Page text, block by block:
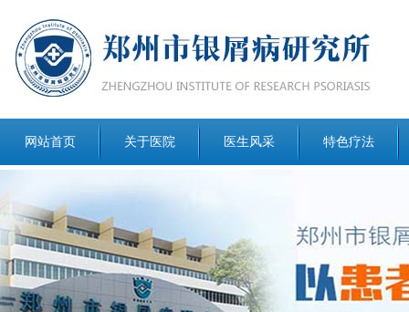
网站首页 关于医院 医生风采 特色疗法